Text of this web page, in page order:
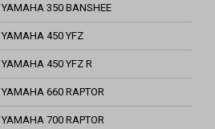
YAMAHA 350 BANSHEE
YAMAHA 450 YFZ
YAMAHA 450 YFZ R
YAMAHA 660 RAPTOR
YAMAHA 700 RAPTOR